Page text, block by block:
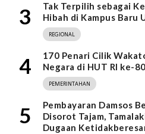
3
Tak Terpilih sebagai
Hibah di Kampus Baru
REGIONAL
4
170 Penari Cilik
Negara di HUT RI ke-
PEMERINTAHAN
5
Pembayaran Damsos
Disorot Tajam,
Dugaan